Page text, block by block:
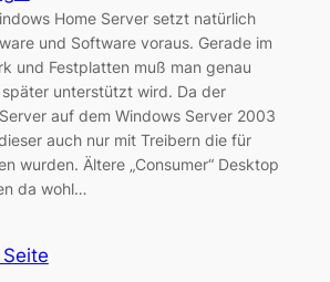
Home Server setzt natürlich
und Software voraus. Gerade im
und Festplatten muß man genau
später unterstützt wird. Da der
auf dem Windows Server 2003
auch nur mit Treibern die für
wurden. Ältere „Consumer“ Desktop
da wohl…